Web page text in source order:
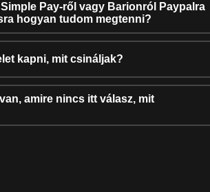
Pay-ről vagy Barionról Paypalra
hogyan tudom megtenni?
kapni, mit csináljak?
amire nincs itt válasz, mit